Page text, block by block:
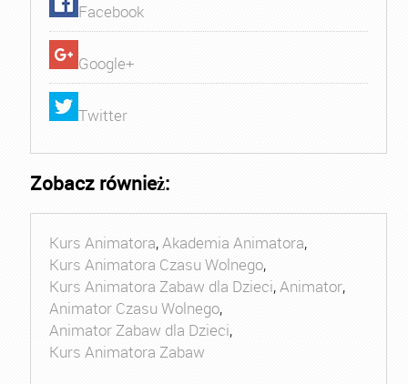
Facebook
Google+
Twitter
Zobacz również:
Kurs Animatora,Akademia Animatora,
Kurs Animatora Czasu Wolnego,
Kurs Animatora Zabaw dla Dzieci,Animator,
Animator Czasu Wolnego,
Animator Zabaw dla Dzieci,
Kurs Animatora Zabaw